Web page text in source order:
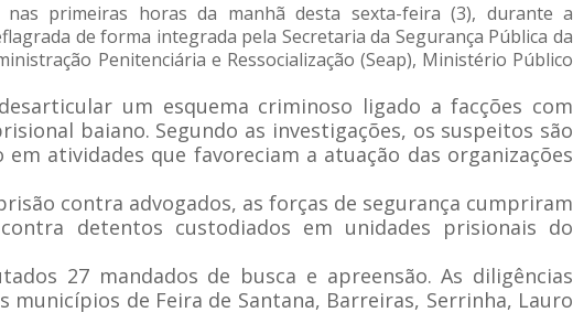
primeiras horas da manhã desta sexta-feira (3), durante a
de forma integrada pela Secretaria da Segurança Pública da
Penitenciária e Ressocialização (Seap), Ministério Público
um esquema criminoso ligado a facções com
baiano. Segundo as investigações, os suspeitos são
atividades que favoreciam a atuação das organizações
contra advogados, as forças de segurança cumpriram
detentos custodiados em unidades prisionais do
27 mandados de busca e apreensão. As diligências
municípios de Feira de Santana, Barreiras, Serrinha, Lauro